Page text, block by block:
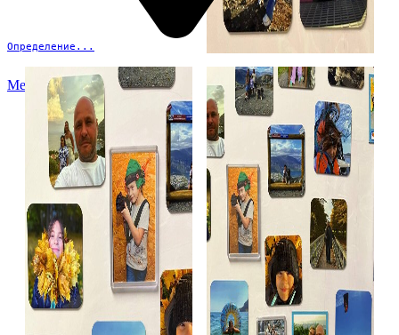
Определение...
Меню